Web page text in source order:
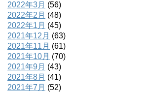
2022年3月 (56)
2022年2月 (48)
2022年1月 (45)
2021年12月 (63)
2021年11月 (61)
2021年10月 (70)
2021年9月 (43)
2021年8月 (41)
2021年7月 (52)